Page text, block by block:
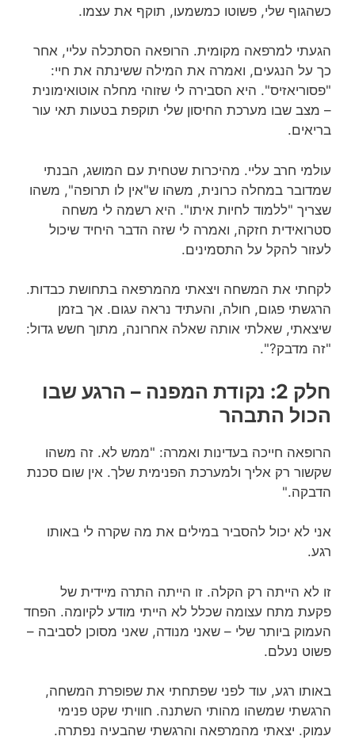
כשהגוף שלי, פשוטו כמשמעו, תוקף את עצמו.
הגעתי למרפאה מקומית. הרופאה הסתכלה עליי, אחר
כך על הנגעים, ואמרה את המילה ששינתה את חיי:
"פסוריאזיס". היא הסבירה לי שזוהי מחלה אוטואימונית
– מצב שבו מערכת החיסון שלי תוקפת בטעות תאי עור
בריאים.
עולמי חרב עליי. מהיכרות שטחית עם המושג, הבנתי
שמדובר במחלה כרונית, משהו ש"אין לו תרופה", משהו
שצריך "ללמוד לחיות איתו". היא רשמה לי משחה
סטרואידית חזקה, ואמרה לי שזה הדבר היחיד שיכול
לעזור להקל על התסמינים.
לקחתי את המשחה ויצאתי מהמרפאה בתחושת כבדות.
הרגשתי פגום, חולה, והעתיד נראה עגום. אך בזמן
שיצאתי, שאלתי אותה שאלה אחרונה, מתוך חשש גדול:
"זה מדבק?".
חלק 2: נקודת המפנה – הרגע שבו
הכול התבהר
הרופאה חייכה בעדינות ואמרה: "ממש לא. זה משהו
שקשור רק אליך ולמערכת הפנימית שלך. אין שום סכנת
הדבקה."
אני לא יכול להסביר במילים את מה שקרה לי באותו
רגע.
זו לא הייתה רק הקלה. זו הייתה התרה מיידית של
פקעת מתח עצומה שכלל לא הייתי מודע לקיומה. הפחד
העמוק ביותר שלי – שאני מנודה, שאני מסוכן לסביבה –
פשוט נעלם.
באותו רגע, עוד לפני שפתחתי את שפופרת המשחה,
הרגשתי שמשהו מהותי השתנה. חוויתי שקט פנימי
עמוק. יצאתי מהמרפאה והרגשתי שהבעיה נפתרה.